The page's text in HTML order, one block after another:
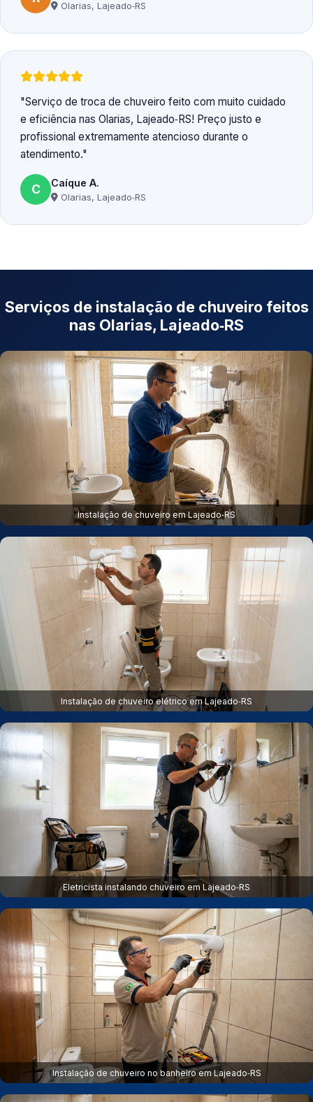
Olarias, Lajeado‑RS
Serviço de troca de chuveiro feito com muito cuidado
e eficiência nas Olarias, Lajeado‑RS! Preço justo e
profissional extremamente atencioso durante o
atendimento.
C Caíque A.
Olarias, Lajeado‑RS
Serviços de instalação de chuveiro feitos
nas Olarias, Lajeado‑RS
Instalação de chuveiro em Lajeado‑RS
Instalação de chuveiro elétrico em Lajeado‑RS
Eletricista instalando chuveiro em Lajeado‑RS
Instalação de chuveiro no banheiro em Lajeado‑RS